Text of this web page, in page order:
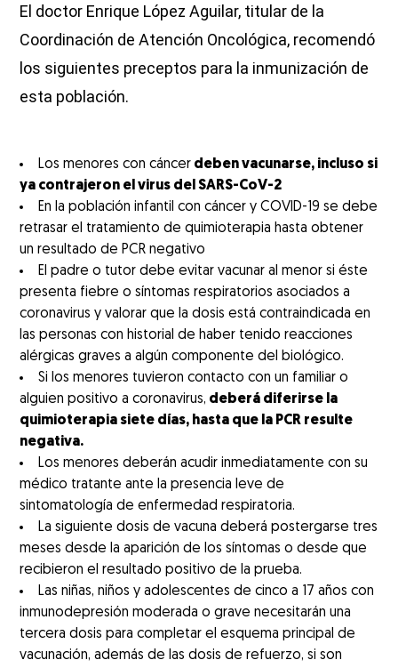
El doctor Enrique López Aguilar, titular de la
Coordinación de Atención Oncológica, recomendó
los siguientes preceptos para la inmunización de
esta población.
Los menores con cáncer deben vacunarse, incluso si
ya contrajeron el virus del SARS-CoV-2
En la población infantil con cáncer y COVID-19 se debe
retrasar el tratamiento de quimioterapia hasta obtener
un resultado de PCR negativo
El padre o tutor debe evitar vacunar al menor si éste
presenta fiebre o síntomas respiratorios asociados a
coronavirus y valorar que la dosis está contraindicada en
las personas con historial de haber tenido reacciones
alérgicas graves a algún componente del biológico.
Si los menores tuvieron contacto con un familiar o
alguien positivo a coronavirus, deberá diferirse la
quimioterapia siete días, hasta que la PCR resulte
negativa.
Los menores deberán acudir inmediatamente con su
médico tratante ante la presencia leve de
sintomatología de enfermedad respiratoria.
La siguiente dosis de vacuna deberá postergarse tres
meses desde la aparición de los síntomas o desde que
recibieron el resultado positivo de la prueba.
Las niñas, niños y adolescentes de cinco a 17 años con
inmunodepresión moderada o grave necesitarán una
tercera dosis para completar el esquema principal de
vacunación, además de las dosis de refuerzo, si son